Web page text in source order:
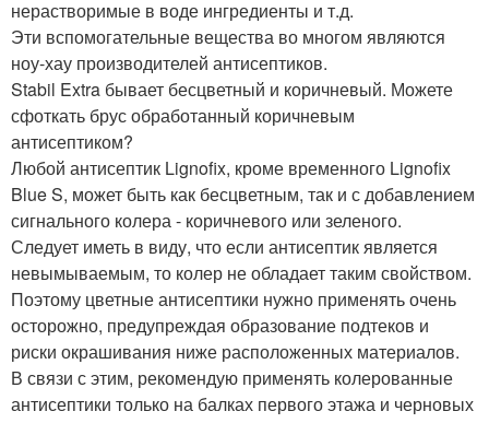
нерастворимые в воде ингредиенты и т.д.
Эти вспомогательные вещества во многом являются
ноу-хау производителей антисептиков.
Stabil Extra бывает бесцветный и коричневый. Можете
сфоткать брус обработанный коричневым
антисептиком?
Любой антисептик Lignofix, кроме временного Lignofix
Blue S, может быть как бесцветным, так и с добавлением
сигнального колера - коричневого или зеленого.
Следует иметь в виду, что если антисептик является
невымываемым, то колер не обладает таким свойством.
Поэтому цветные антисептики нужно применять очень
осторожно, предупреждая образование подтеков и
риски окрашивания ниже расположенных материалов.
В связи с этим, рекомендую применять колерованные
антисептики только на балках первого этажа и черновых